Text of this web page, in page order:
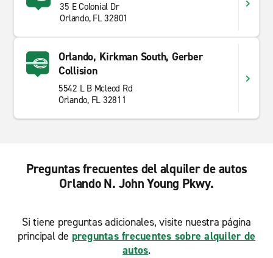
35 E Colonial Dr
Orlando, FL 32801
Orlando, Kirkman South, Gerber
Collision
5542 L B Mcleod Rd
Orlando, FL 32811
Preguntas frecuentes del alquiler de autos
Orlando N. John Young Pkwy.
Si tiene preguntas adicionales, visite nuestra página
principal de preguntas frecuentes sobre alquiler de
autos.